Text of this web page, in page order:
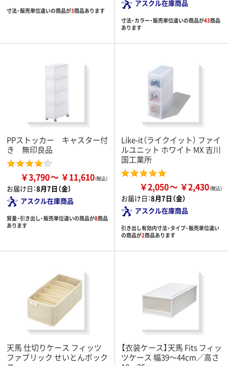
寸法・販売単位違いの商品が3商品あります
アスクル在庫商品
寸法・カラー・販売単位違いの商品が43商品
あります
PPストッカー キャスター付
き 無印良品
￥3,790 ￥11,610
お届け日：8月7日（金）
アスクル在庫商品
質量・引き出し・販売単位違いの商品が8商品
あります
Like-it（ライクイット） ファイ
ルユニット ホワイト MX 吉川
国工業所
￥2,050 ￥2,430
お届け日：8月7日（金）
アスクル在庫商品
引き出し有効内寸法・タイプ・販売単位違い
の商品が2商品あります
天馬 仕切りケース フィッツ
ファブリック せいとんボック
【衣装ケース】天馬 Fits フィッ
ツケース 幅39～44cm／高さ